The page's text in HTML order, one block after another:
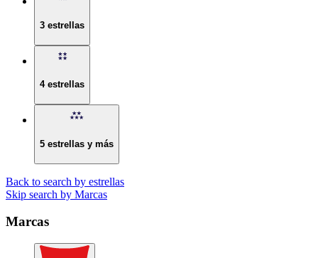
3 estrellas
4 estrellas
5 estrellas y más
Back to search by estrellas
Skip search by Marcas
Marcas